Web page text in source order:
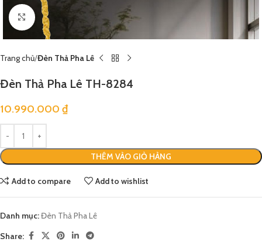
Click to enlarge
Trang chủ Đèn Thả Pha Lê
Đèn Thả Pha Lê TH-8284
10.990.000 ₫
THÊM VÀO GIỎ HÀNG
Add to compare Add to wishlist
Danh mục:Đèn Thả Pha Lê
Share: